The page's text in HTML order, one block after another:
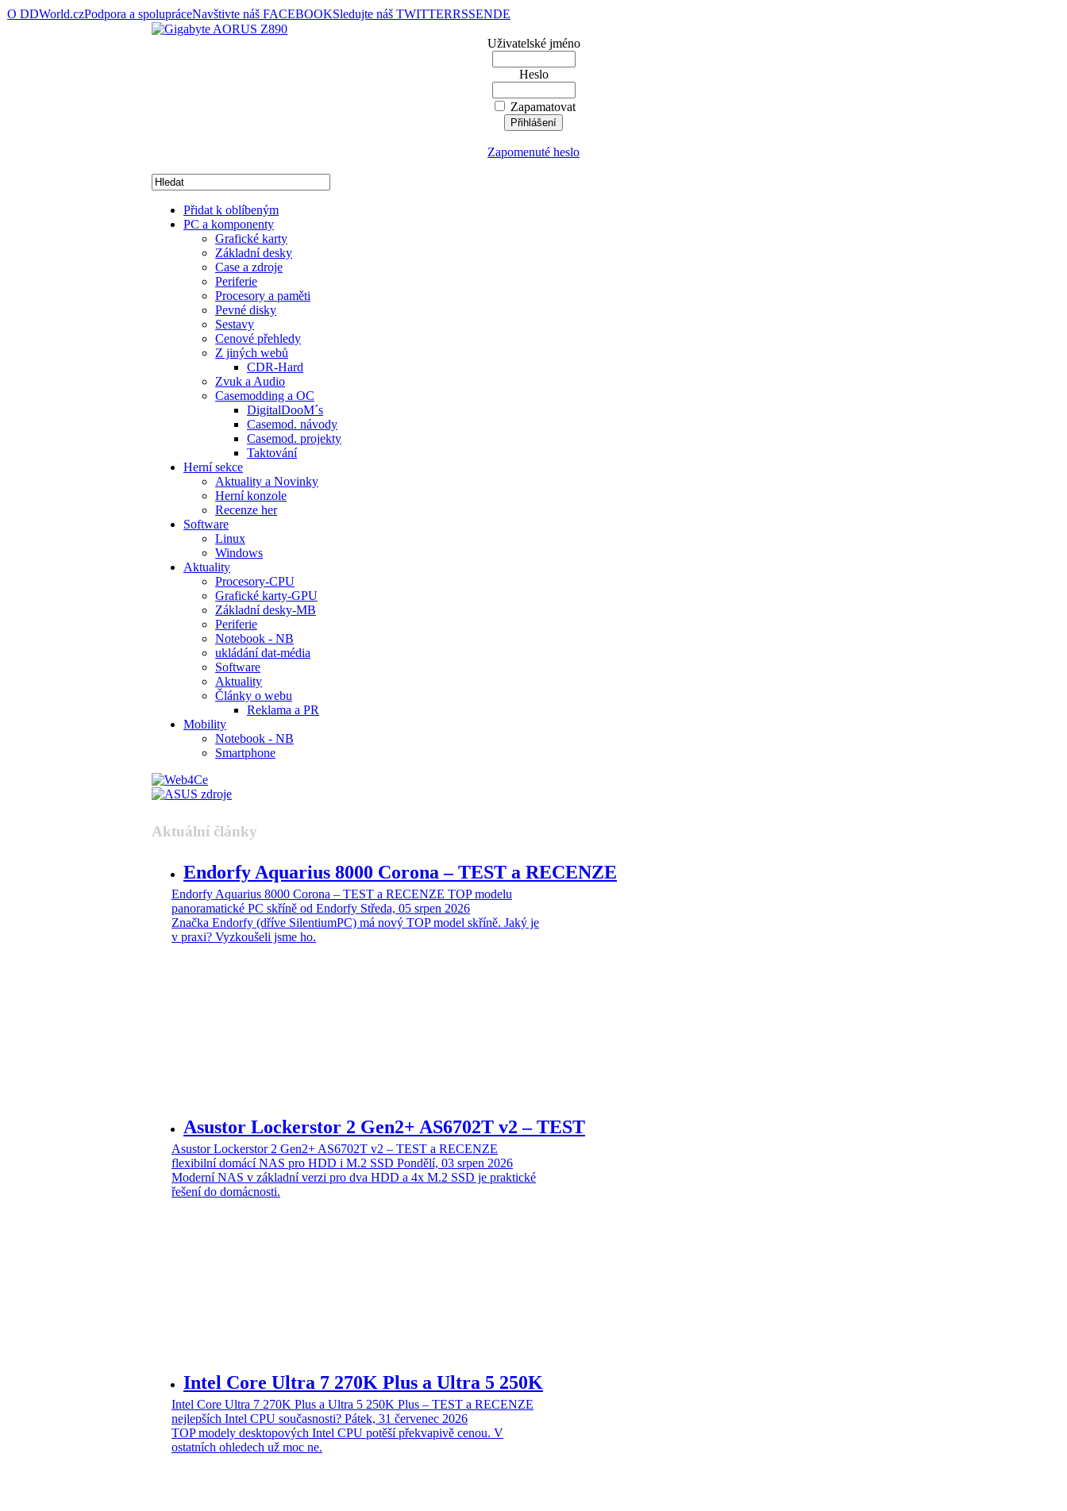
O DDWorld.czPodpora a spolupráceNavštivte náš FACEBOOKSledujte náš TWITTERRSSENDE
Uživatelské jméno
Heslo
Zapamatovat
Zapomenuté heslo
Přidat k oblíbeným
PC a komponenty
Grafické karty
Základní desky
Case a zdroje
Periferie
Procesory a paměti
Pevné disky
Sestavy
Cenové přehledy
Z jiných webů
CDR-Hard
Zvuk a Audio
Casemodding a OC
DigitalDooM´s
Casemod. návody
Casemod. projekty
Taktování
Herní sekce
Aktuality a Novinky
Herní konzole
Recenze her
Software
Linux
Windows
Aktuality
Procesory-CPU
Grafické karty-GPU
Základní desky-MB
Periferie
Notebook - NB
ukládání dat-média
Software
Aktuality
Články o webu
Reklama a PR
Mobility
Notebook - NB
Smartphone
Aktuální články
Endorfy Aquarius 8000 Corona – TEST a RECENZE
Endorfy Aquarius 8000 Corona – TEST a RECENZE TOP modelu
panoramatické PC skříně od Endorfy Středa, 05 srpen 2026
Značka Endorfy (dříve SilentiumPC) má nový TOP model skříně. Jaký je
v praxi? Vyzkoušeli jsme ho.
Asustor Lockerstor 2 Gen2+ AS6702T v2 – TEST
Asustor Lockerstor 2 Gen2+ AS6702T v2 – TEST a RECENZE
flexibilní domácí NAS pro HDD i M.2 SSD Pondělí, 03 srpen 2026
Moderní NAS v základní verzi pro dva HDD a 4x M.2 SSD je praktické
řešení do domácnosti.
Intel Core Ultra 7 270K Plus a Ultra 5 250K
Intel Core Ultra 7 270K Plus a Ultra 5 250K Plus – TEST a RECENZE
nejlepších Intel CPU současnosti? Pátek, 31 červenec 2026
TOP modely desktopových Intel CPU potěší překvapivě cenou. V
ostatních ohledech už moc ne.